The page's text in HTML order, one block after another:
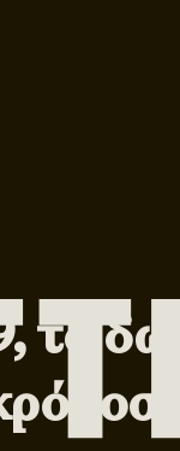
το